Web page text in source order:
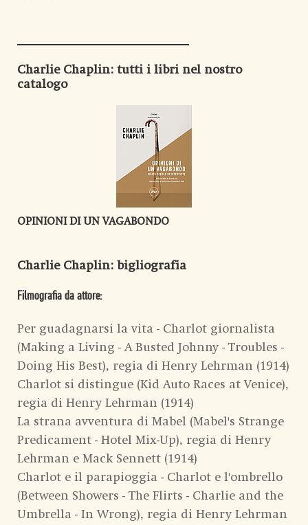
Charlie Chaplin: tutti i libri nel nostro
catalogo
OPINIONI DI UN VAGABONDO
Charlie Chaplin: bigliografia
Filmografia da attore:
Per guadagnarsi la vita - Charlot giornalista
(Making a Living - A Busted Johnny - Troubles -
Doing His Best), regia di Henry Lehrman (1914)
Charlot si distingue (Kid Auto Races at Venice),
regia di Henry Lehrman (1914)
La strana avventura di Mabel (Mabel's Strange
Predicament - Hotel Mix-Up), regia di Henry
Lehrman e Mack Sennett (1914)
Charlot e il parapioggia - Charlot e l'ombrello
(Between Showers - The Flirts - Charlie and the
Umbrella - In Wrong), regia di Henry Lehrman